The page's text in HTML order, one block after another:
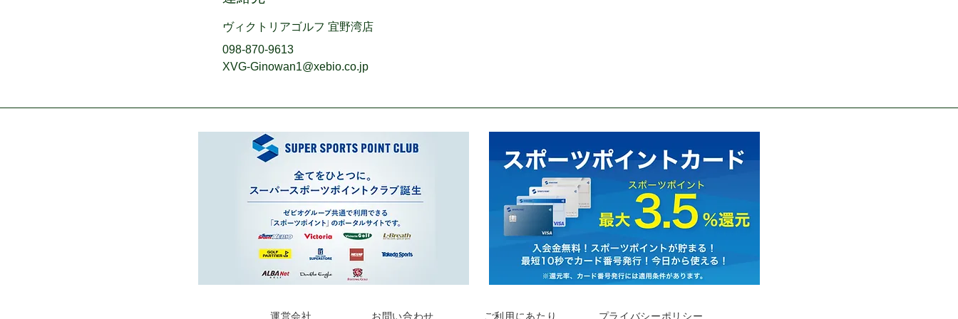
ヴィクトリアゴルフ 宜野湾店
098-870-9613
XVG-Ginowan1@xebio.co.jp
運営会社 お問い合わせ ご利用にあたり プライバシーポリシー